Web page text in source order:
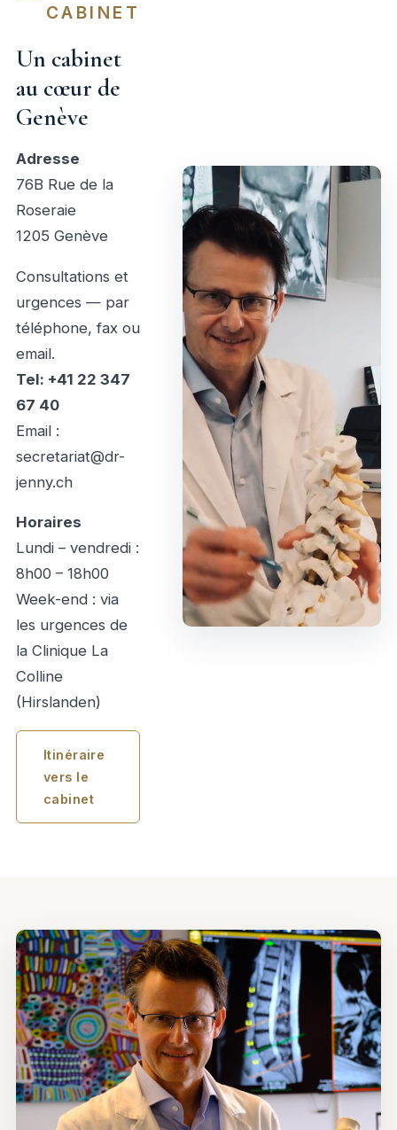
CABINET
Un cabinet
au cœur de
Genève
Adresse
76B Rue de la
Roseraie
1205 Genève
Consultations et
urgences — par
téléphone, fax ou
email.
Tel: +41 22 347
67 40
Email :
secretariat@dr-
jenny.ch
Horaires
Lundi – vendredi :
8h00 – 18h00
Week-end : via
les urgences de
la Clinique La
Colline
(Hirslanden)
Itinéraire
vers le
cabinet